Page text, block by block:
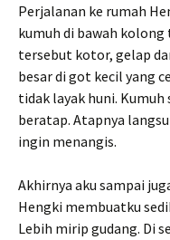
Perjalanan ke rumah
kumuh di bawah
tersebut kotor, gelap
besar di got kecil yang
tidak layak huni.
beratap. Atapnya
ingin menangis.
Akhirnya aku sampai
Hengki membuatku
Lebih mirip gudang. Di